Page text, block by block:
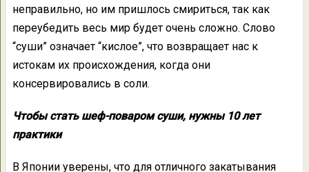
неправильно, но им пришлось смириться, так как
переубедить весь мир будет очень сложно. Слово
“суши” означает “кислое”, что возвращает нас к
истокам их происхождения, когда они
консервировались в соли.
Чтобы стать шеф-поваром суши, нужны 10 лет
практики
В Японии уверены, что для отличного закатывания